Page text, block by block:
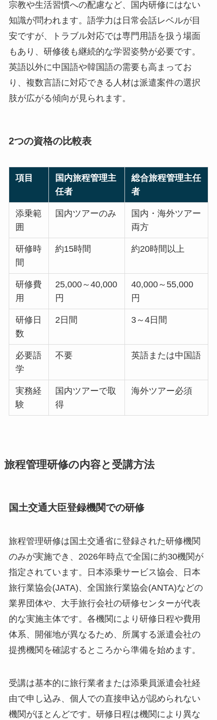
宗教や生活習慣への配慮など、国内研修にはない
知識が問われます。語学力は日常会話レベルが目
安ですが、トラブル対応では専門用語を扱う場面
もあり、研修後も継続的な学習姿勢が必要です。
英語以外に中国語や韓国語の需要も高まってお
り、複数言語に対応できる人材は派遣案件の選択
肢が広がる傾向が見られます。
2つの資格の比較表
項目
国内旅程管理主
任者
総合旅程管理主任
者
添乗範
囲
国内ツアーのみ
国内・海外ツアー
両方
研修時
間
約15時間 約20時間以上
研修費
用
25,000～40,000
円
40,000～55,000
円
研修日
数
2日間 3～4日間
必要語
学
不要 英語または中国語
実務経
験
国内ツアーで取
得
海外ツアー必須
旅程管理研修の内容と受講方法
国土交通大臣登録機関での研修
旅程管理研修は国土交通省に登録された研修機関
のみが実施でき、2026年時点で全国に約30機関が
指定されています。日本添乗サービス協会、日本
旅行業協会(JATA)、全国旅行業協会(ANTA)などの
業界団体や、大手旅行会社の研修センターが代表
的な実施主体です。各機関により研修日程や費用
体系、開催地が異なるため、所属する派遣会社の
提携機関を確認するところから準備を始めます。
受講は基本的に旅行業者または添乗員派遣会社経
由で申し込み、個人での直接申込が認められない
機関がほとんどです。研修日程は機関により異な